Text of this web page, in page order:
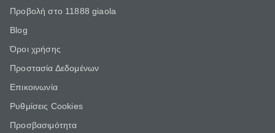
Προβολή στο 11888 giaola
Blog
Όροι χρήσης
Προστασία Δεδομένων
Επικοινωνία
Ρυθμίσεις Cookies
Προσβασιμότητα